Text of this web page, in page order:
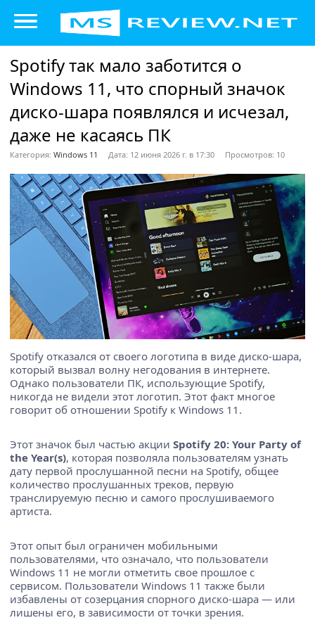
Spotify так мало заботится о
Windows 11, что спорный значок
диско-шара появлялся и исчезал,
даже не касаясь ПК
Категория: Windows 11 Дата: 12 июня 2026 г. в 17:30 Просмотров: 10
Spotify отказался от своего логотипа в виде диско-шара,
который вызвал волну негодования в интернете.
Однако пользователи ПК, использующие Spotify,
никогда не видели этот логотип. Этот факт многое
говорит об отношении Spotify к Windows 11.
Этот значок был частью акции Spotify 20: Your Party of
the Year(s), которая позволяла пользователям узнать
дату первой прослушанной песни на Spotify, общее
количество прослушанных треков, первую
транслируемую песню и самого прослушиваемого
артиста.
Этот опыт был ограничен мобильными
пользователями, что означало, что пользователи
Windows 11 не могли отметить свое прошлое с
сервисом. Пользователи Windows 11 также были
избавлены от созерцания спорного диско-шара — или
лишены его, в зависимости от точки зрения.